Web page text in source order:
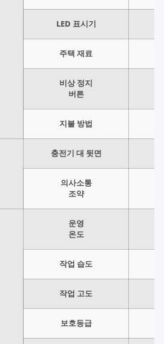
LED 표시기
주택 재료
비상 정지
버튼
지불 방법
충전기 대 뒷면
의사소통
조약
운영
온도
작업 습도
작업 고도
보호등급